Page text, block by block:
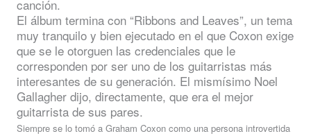
canción.
El álbum termina con “Ribbons and Leaves”, un tema
muy tranquilo y bien ejecutado en el que Coxon exige
que se le otorguen las credenciales que le
corresponden por ser uno de los guitarristas más
interesantes de su generación. El mismísimo Noel
Gallagher dijo, directamente, que era el mejor
guitarrista de sus pares.
Siempre se lo tomó a Graham Coxon como una persona introvertida